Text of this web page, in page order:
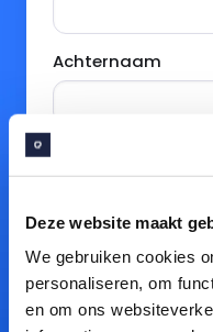
Deze website maakt
We gebruiken cookies
personaliseren, om
en om ons
Achternaam